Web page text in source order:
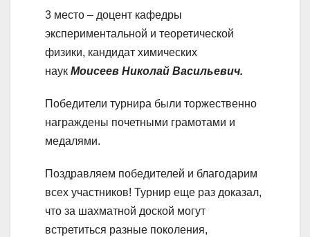
3 место – доцент кафедры
экспериментальной и теоретической
физики, кандидат химических
наук Моисеев Николай Васильевич.
Победители турнира были торжественно
награждены почетными грамотами и
медалями.
Поздравляем победителей и благодарим
всех участников! Турнир еще раз доказал,
что за шахматной доской могут
встретиться разные поколения,